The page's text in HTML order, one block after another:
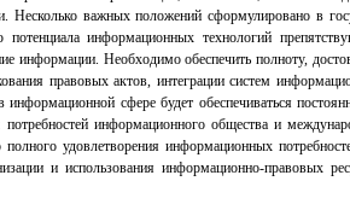
важных положений сформулировано в
информационных технологий
Необходимо обеспечить полноту,
правовых актов, интеграции систем
сфере будет обеспечиваться
информационного общества и
удовлетворения информационных
и использования информационно-правовых